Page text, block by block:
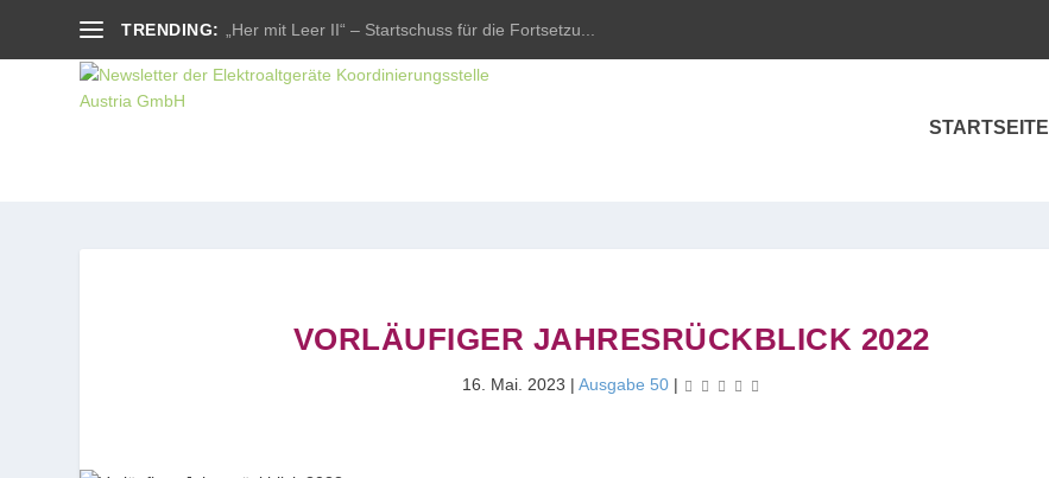
TRENDING: „Her mit Leer II“ – Startschuss für die Fortsetzu...
STARTSEITE
VORLÄUFIGER JAHRESRÜCKBLICK 2022
16. Mai. 2023 | Ausgabe 50|